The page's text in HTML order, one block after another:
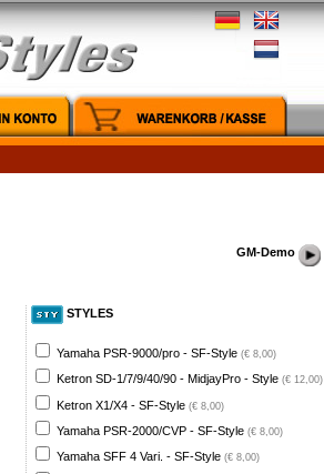
GM-Demo
STYLES
Yamaha PSR-9000/pro - SF-Style (€ 8,00)
Ketron SD-1/7/9/40/90 - MidjayPro - Style (€ 12,00)
Ketron X1/X4 - SF-Style (€ 8,00)
Yamaha PSR-2000/CVP - SF-Style (€ 8,00)
Yamaha SFF 4 Vari. - SF-Style (€ 8,00)